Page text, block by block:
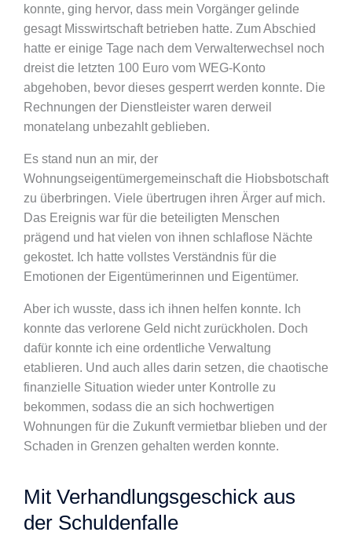
konnte, ging hervor, dass mein Vorgänger gelinde
gesagt Misswirtschaft betrieben hatte. Zum Abschied
hatte er einige Tage nach dem Verwalterwechsel noch
dreist die letzten 100 Euro vom WEG-Konto
abgehoben, bevor dieses gesperrt werden konnte. Die
Rechnungen der Dienstleister waren derweil
monatelang unbezahlt geblieben.
Es stand nun an mir, der
Wohnungseigentümergemeinschaft die Hiobsbotschaft
zu überbringen. Viele übertrugen ihren Ärger auf mich.
Das Ereignis war für die beteiligten Menschen
prägend und hat vielen von ihnen schlaflose Nächte
gekostet. Ich hatte vollstes Verständnis für die
Emotionen der Eigentümerinnen und Eigentümer.
Aber ich wusste, dass ich ihnen helfen konnte. Ich
konnte das verlorene Geld nicht zurückholen. Doch
dafür konnte ich eine ordentliche Verwaltung
etablieren. Und auch alles darin setzen, die chaotische
finanzielle Situation wieder unter Kontrolle zu
bekommen, sodass die an sich hochwertigen
Wohnungen für die Zukunft vermietbar blieben und der
Schaden in Grenzen gehalten werden konnte.
Mit Verhandlungsgeschick aus
der Schuldenfalle